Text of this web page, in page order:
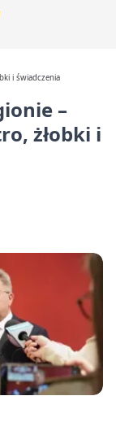
i świadczenia
–
żłobki i